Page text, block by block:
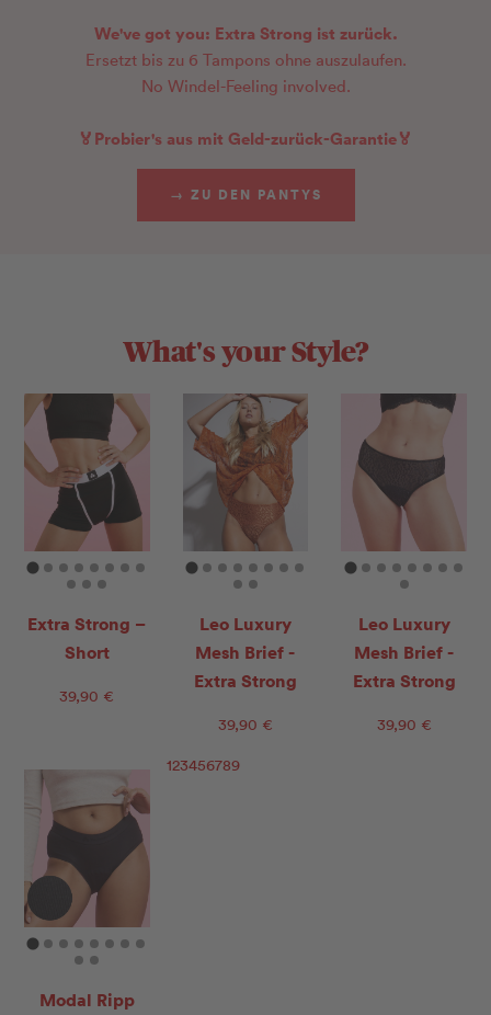
We've got you: Extra Strong ist zurück.
Ersetzt bis zu 6 Tampons ohne auszulaufen.
No Windel-Feeling involved.
🏅Probier's aus mit Geld-zurück-Garantie🏅
→ ZU DEN PANTYS
What's your Style?
Extra Strong –
Short
39,90 €
Leo Luxury
Mesh Brief -
Extra Strong
39,90 €
Leo Luxury
Mesh Brief -
Extra Strong
39,90 €
Modal Ripp
123456789